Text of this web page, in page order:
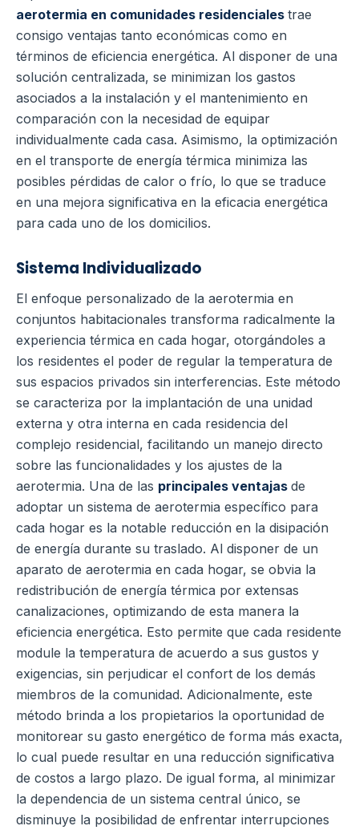
aerotermia en comunidades residenciales trae
consigo ventajas tanto económicas como en
términos de eficiencia energética. Al disponer de una
solución centralizada, se minimizan los gastos
asociados a la instalación y el mantenimiento en
comparación con la necesidad de equipar
individualmente cada casa. Asimismo, la optimización
en el transporte de energía térmica minimiza las
posibles pérdidas de calor o frío, lo que se traduce
en una mejora significativa en la eficacia energética
para cada uno de los domicilios.
Sistema Individualizado
El enfoque personalizado de la aerotermia en
conjuntos habitacionales transforma radicalmente la
experiencia térmica en cada hogar, otorgándoles a
los residentes el poder de regular la temperatura de
sus espacios privados sin interferencias. Este método
se caracteriza por la implantación de una unidad
externa y otra interna en cada residencia del
complejo residencial, facilitando un manejo directo
sobre las funcionalidades y los ajustes de la
aerotermia. Una de las principales ventajas de
adoptar un sistema de aerotermia específico para
cada hogar es la notable reducción en la disipación
de energía durante su traslado. Al disponer de un
aparato de aerotermia en cada hogar, se obvia la
redistribución de energía térmica por extensas
canalizaciones, optimizando de esta manera la
eficiencia energética. Esto permite que cada residente
module la temperatura de acuerdo a sus gustos y
exigencias, sin perjudicar el confort de los demás
miembros de la comunidad. Adicionalmente, este
método brinda a los propietarios la oportunidad de
monitorear su gasto energético de forma más exacta,
lo cual puede resultar en una reducción significativa
de costos a largo plazo. De igual forma, al minimizar
la dependencia de un sistema central único, se
disminuye la posibilidad de enfrentar interrupciones